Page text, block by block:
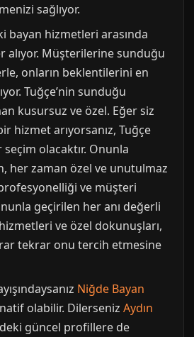
sağlıyor.
bayan hizmetleri arasında
alıyor. Müşterilerine sunduğu
onların beklentilerini en
Tuğçe’nin sunduğu
kusursuz ve özel. Eğer siz
hizmet arıyorsanız, Tuğçe
olacaktır. Onunla
her zaman özel ve unutulmaz
ve müşteri
geçirilen her anı değerli
ve özel dokunuşları,
tekrar onu tercih etmesine
Niğde Bayan
olabilir. Dilerseniz Aydın
güncel profillere de